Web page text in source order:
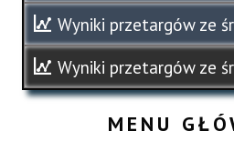
Wyniki przetargów ze
Wyniki przetargów ze
MENU